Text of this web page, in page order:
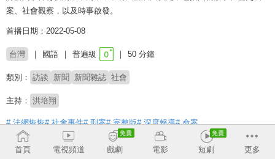
案、社會觀察，以及時事啟發。
首播日期：2022-05-08
台灣 國語 普遍級 50 分鐘
類別： 訪談 新聞 新聞雜誌 社會
主持： 洪培翔
# 法網恢恢# 社會事件# 刑案# 完整版# 深度報導# 命案
首頁 電視頻道 戲劇 電影 短劇 更多